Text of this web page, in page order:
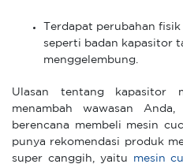
Terdapat perubahan
seperti badan kapasitor
menggelembung.
Ulasan tentang
menambah wawasan
berencana membeli mesin
punya rekomendasi produk
super canggih, yaitu
mesin